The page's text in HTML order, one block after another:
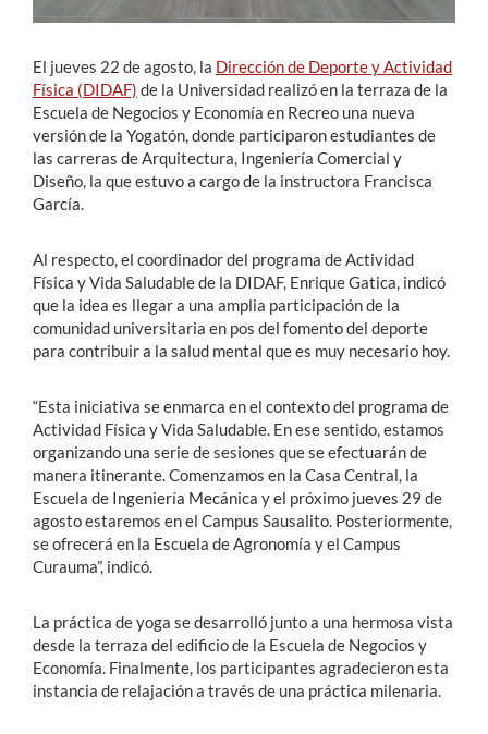
El jueves 22 de agosto, la Dirección de Deporte y Actividad
Física (DIDAF) de la Universidad realizó en la terraza de la
Escuela de Negocios y Economía en Recreo una nueva
versión de la Yogatón, donde participaron estudiantes de
las carreras de Arquitectura, Ingeniería Comercial y
Diseño, la que estuvo a cargo de la instructora Francisca
García.
Al respecto, el coordinador del programa de Actividad
Física y Vida Saludable de la DIDAF, Enrique Gatica, indicó
que la idea es llegar a una amplia participación de la
comunidad universitaria en pos del fomento del deporte
para contribuir a la salud mental que es muy necesario hoy.
“Esta iniciativa se enmarca en el contexto del programa de
Actividad Física y Vida Saludable. En ese sentido, estamos
organizando una serie de sesiones que se efectuarán de
manera itinerante. Comenzamos en la Casa Central, la
Escuela de Ingeniería Mecánica y el próximo jueves 29 de
agosto estaremos en el Campus Sausalito. Posteriormente,
se ofrecerá en la Escuela de Agronomía y el Campus
Curauma”, indicó.
La práctica de yoga se desarrolló junto a una hermosa vista
desde la terraza del edificio de la Escuela de Negocios y
Economía. Finalmente, los participantes agradecieron esta
instancia de relajación a través de una práctica milenaria.